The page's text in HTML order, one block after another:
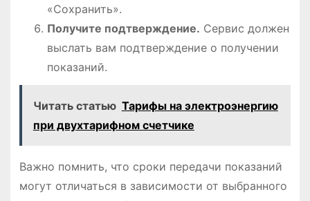
«Сохранить».
Получите подтверждение. Сервис должен
выслать вам подтверждение о получении
показаний.
Читать статью Тарифы на электроэнергию
при двухтарифном счетчике
Важно помнить, что сроки передачи показаний
могут отличаться в зависимости от выбранного